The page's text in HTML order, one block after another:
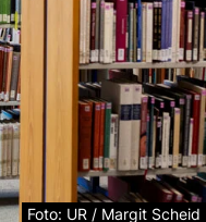
Rechtliche Information
Foto: UR / Margit Scheid